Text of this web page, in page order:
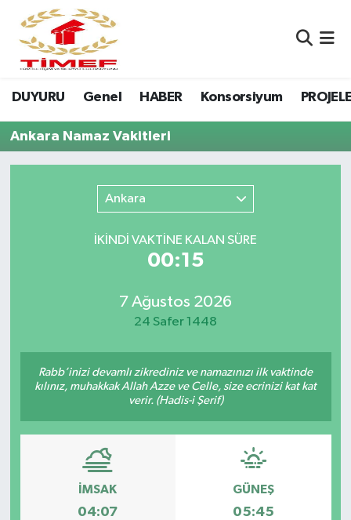
DUYURU Genel HABER Konsorsiyum
Ankara Namaz Vakitleri
Ankara
İKINDI VAKTİNE KALAN SÜRE
00:15
7 Ağustos 2026
24 Safer 1448
Rabb’inizi devamlı zikrediniz ve namazınızı ilk vaktinde
kılınız, muhakkak Allah Azze ve Celle, size ecrinizi kat kat
verir. (Hadis-i Şerif)
İMSAK
04:07
GÜNEŞ
05:45
Anasayfa Kutu
Anasayfa Manşet
Canlı Yayın
Konsorsiyum
PROJECTS
PROJELER
Nöbetçi Eczaneler
Hava Durumu
Namaz Vakitleri
Son Dakika Haberleri